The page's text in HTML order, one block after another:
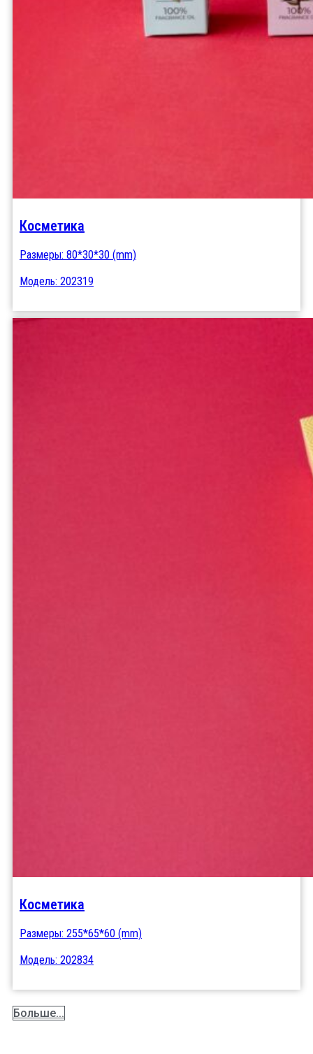
Косметика
Размеры: 80*30*30 (mm)
Модель: 202319
Косметика
Размеры: 255*65*60 (mm)
Модель: 202834
Больше...